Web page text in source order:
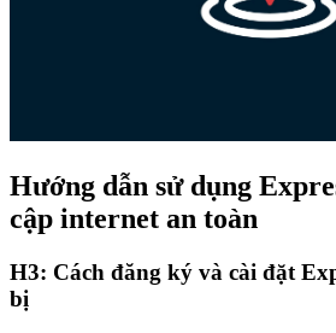
Hướng dẫn sử dụng
cập internet an toàn
H3: Cách đăng ký và cài đặt
bị